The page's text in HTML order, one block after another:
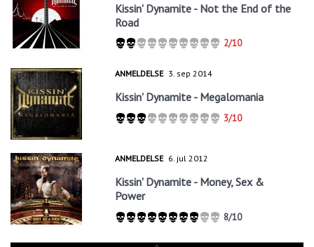
Kissin' Dynamite - Not the End of the
Road
2/10
ANMELDELSE 3. sep 2014
Kissin' Dynamite - Megalomania
3/10
ANMELDELSE 6. jul 2012
Kissin' Dynamite - Money, Sex &
Power
8/10